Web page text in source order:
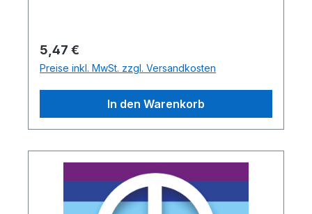
Regulärer Preis:
5,47 €
Preise inkl. MwSt. zzgl. Versandkosten
In den Warenkorb